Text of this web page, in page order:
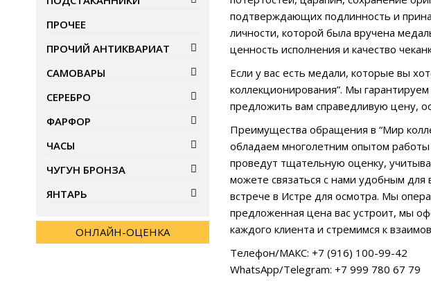
подтверждающих подлинность и
личности, которой была вручена
ценность исполнения и качество
Если у вас есть медали, которые вы
коллекционирования”. Мы
предложить вам справедливую цену,
Преимущества обращения в “Мир
обладаем многолетним опытом
проведут тщательную оценку,
можете связаться с нами удобным для
встрече в Истре для осмотра. Мы
предложенная цена вас устроит, мы
каждого клиента и стремимся к
Телефон/МАКС: +7 (916) 100-99-42
WhatsApp/Telegram: +7 999 780 67 79
ПРОЧЕЕ
ПРОЧИЙ АНТИКВАРИАТ
САМОВАРЫ
СЕРЕБРО
ФАРФОР
ЧАСЫ
ЧУГУН БРОНЗА
ЯНТАРЬ
ОНЛАЙН-ОЦЕНКА